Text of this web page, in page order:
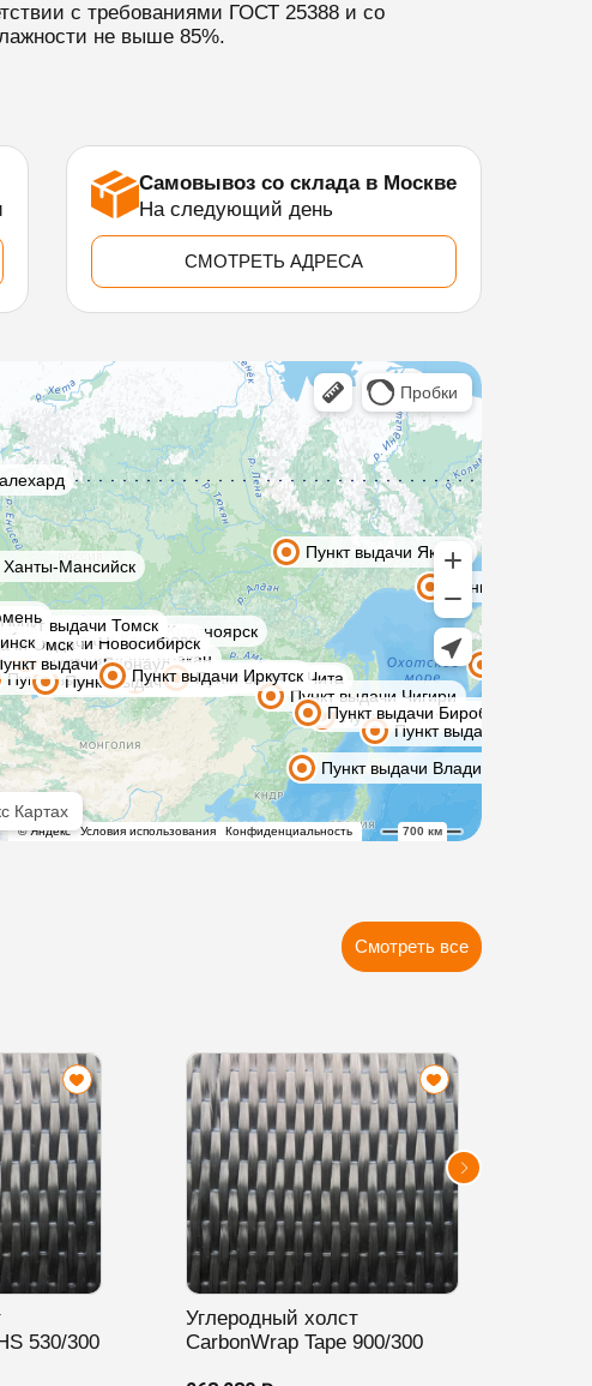
с требованиями ГОСТ 25388 и со
не выше 85%.
Самовывоз со склада в Москве
На следующий день
СМОТРЕТЬ АДРЕСА
Смотреть все
530/300
Углеродный холст
CarbonWrap Tape 900/300